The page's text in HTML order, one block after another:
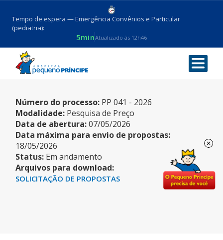
Tempo de espera — Emergência Convênios e Particular
(pediatria):
5minAtualizado às 12h46
CARRINHO DE EMERGÊNCIA
Número do processo: PP 041 - 2026
Modalidade: Pesquisa de Preço
Data de abertura:07/05/2026
Data máxima para envio de propostas:
18/05/2026
Status: Em andamento
Arquivos para download:
SOLICITAÇÃO DE PROPOSTAS